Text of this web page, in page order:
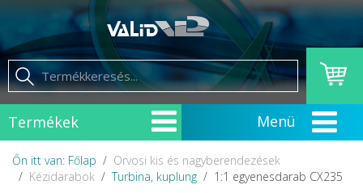
Termékek
Őn itt van: Főlap
Orvosi kis és nagyberendezések
Kézidarabok
Turbina, kuplung 1:1 egyenesdarab CX235